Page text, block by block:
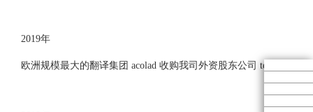
2019年
欧洲规模最大的翻译集团 acolad 收购我司外资股东公司 telelingua